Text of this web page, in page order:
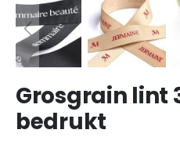
naar
het
begin
Grosgrain lint
bedrukt